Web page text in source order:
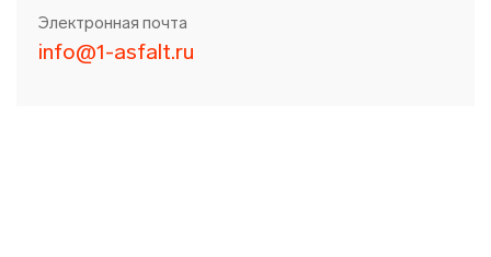
Электронная почта
info@1-asfalt.ru